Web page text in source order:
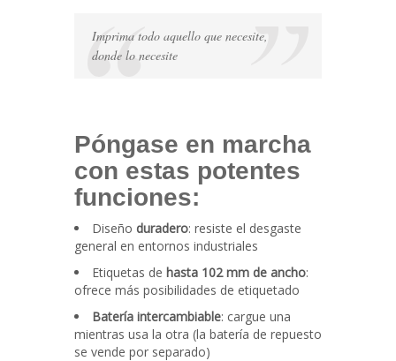
Imprima todo aquello que necesite,
donde lo necesite
Póngase en marcha
con estas potentes
funciones:
Diseño duradero: resiste el desgaste
general en entornos industriales
Etiquetas de hasta 102 mm de ancho:
ofrece más posibilidades de etiquetado
Batería intercambiable: cargue una
mientras usa la otra (la batería de repuesto
se vende por separado)